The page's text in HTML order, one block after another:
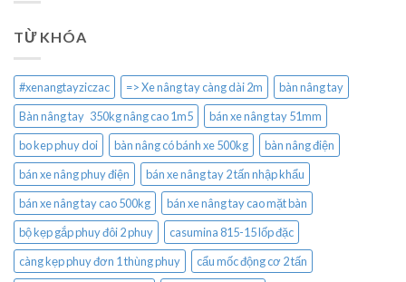
TỪ KHÓA
#xenangtayziczac => Xe nâng tay càng dài 2m
bàn nâng tay
Bàn nâng tay 350kg nâng cao 1m5
bán xe nâng tay 51mm
bo kep phuy doi
bàn nâng có bánh xe 500kg
bàn nâng điện
bán xe nâng phuy điện
bán xe nâng tay 2 tấn nhập khẩu
bán xe nâng tay cao 500kg
bán xe nâng tay cao mặt bàn
bộ kẹp gắp phuy đôi 2 phuy
casumina 815-15 lốp đặc
càng kẹp phuy đơn 1 thùng phuy
cẩu mốc động cơ 2 tấn